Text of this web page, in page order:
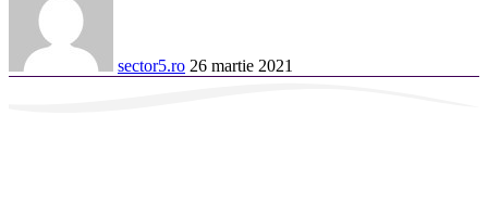
sector5.ro 26 martie 2021